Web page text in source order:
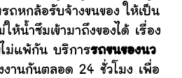
ถหกล้อรับจ้างขนของ ให้เป็น
ห้น้ำซึมเข้ามาถึงของได้ เรื่อง
ม่แพ้กัน บริการรถขนของนว
งงานกันตลอด 24 ชั่วโมง เพื่อ